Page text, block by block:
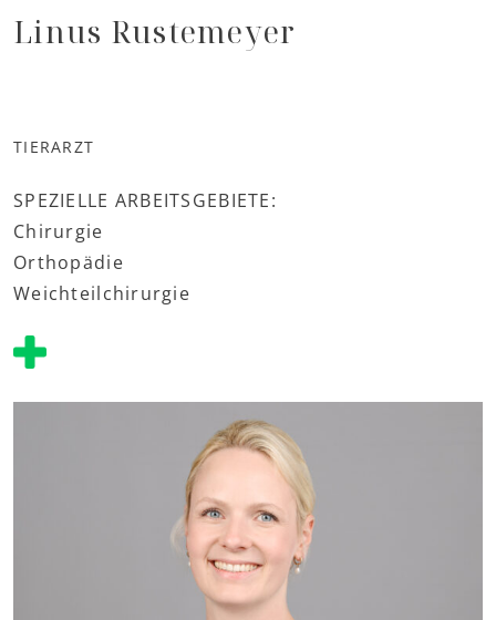
Linus Rustemeyer
TIERARZT
SPEZIELLE ARBEITSGEBIETE:
Chirurgie
Orthopädie
Weichteilchirurgie